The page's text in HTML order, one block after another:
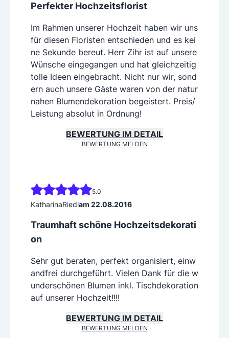
Perfekter Hochzeitsflorist
Im Rahmen unserer Hochzeit haben wir uns
für diesen Floristen entschieden und es kei
ne Sekunde bereut. Herr Zihr ist auf unsere
Wünsche eingegangen und hat gleichzeitig
tolle Ideen eingebracht. Nicht nur wir, sond
ern auch unsere Gäste waren von der natur
nahen Blumendekoration begeistert. Preis/
Leistung absolut in Ordnung!
BEWERTUNG IM DETAIL
BEWERTUNG MELDEN
5.0
KatharinaRiedlam 22.08.2016
Traumhaft schöne Hochzeitsdekorati
on
Sehr gut beraten, perfekt organisiert, einw
andfrei durchgeführt. Vielen Dank für die w
underschönen Blumen inkl. Tischdekoration
auf unserer Hochzeit!!!!
BEWERTUNG IM DETAIL
BEWERTUNG MELDEN